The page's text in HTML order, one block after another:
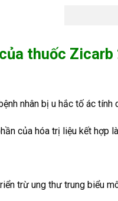
thuốc Zicarb
nhân bị u hắc tố ác tính
của hóa trị liệu kết hợp
trừ ung thư trung biểu